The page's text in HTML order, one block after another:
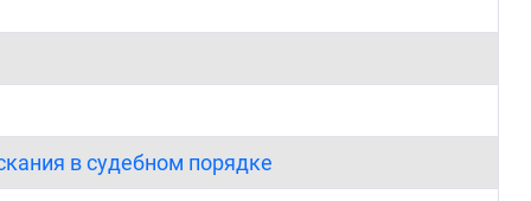
в судебном порядке